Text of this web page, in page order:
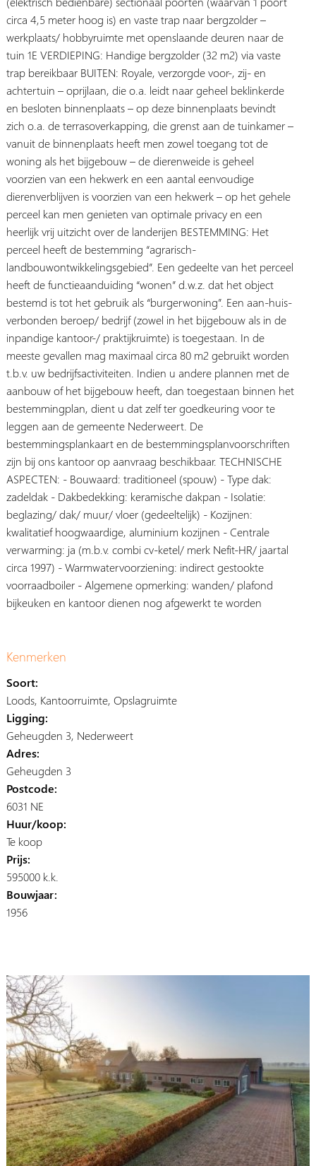
circa 4,5 meter hoog is) en vaste trap naar bergzolder –
werkplaats/ hobbyruimte met openslaande deuren naar de
tuin 1E VERDIEPING: Handige bergzolder (32 m2) via vaste
trap bereikbaar BUITEN: Royale, verzorgde voor-, zij- en
achtertuin – oprijlaan, die o.a. leidt naar geheel beklinkerde
en besloten binnenplaats – op deze binnenplaats bevindt
zich o.a. de terrasoverkapping, die grenst aan de tuinkamer –
vanuit de binnenplaats heeft men zowel toegang tot de
woning als het bijgebouw – de dierenweide is geheel
voorzien van een hekwerk en een aantal eenvoudige
dierenverblijven is voorzien van een hekwerk – op het gehele
perceel kan men genieten van optimale privacy en een
heerlijk vrij uitzicht over de landerijen BESTEMMING: Het
perceel heeft de bestemming “agrarisch-
landbouwontwikkelingsgebied”. Een gedeelte van het perceel
heeft de functieaanduiding “wonen” d.w.z. dat het object
bestemd is tot het gebruik als “burgerwoning”. Een aan-huis-
verbonden beroep/ bedrijf (zowel in het bijgebouw als in de
inpandige kantoor-/ praktijkruimte) is toegestaan. In de
meeste gevallen mag maximaal circa 80 m2 gebruikt worden
t.b.v. uw bedrijfsactiviteiten. Indien u andere plannen met de
aanbouw of het bijgebouw heeft, dan toegestaan binnen het
bestemmingplan, dient u dat zelf ter goedkeuring voor te
leggen aan de gemeente Nederweert. De
bestemmingsplankaart en de bestemmingsplanvoorschriften
zijn bij ons kantoor op aanvraag beschikbaar. TECHNISCHE
ASPECTEN: - Bouwaard: traditioneel (spouw) - Type dak:
zadeldak - Dakbedekking: keramische dakpan - Isolatie:
beglazing/ dak/ muur/ vloer (gedeeltelijk) - Kozijnen:
kwalitatief hoogwaardige, aluminium kozijnen - Centrale
verwarming: ja (m.b.v. combi cv-ketel/ merk Nefit-HR/ jaartal
circa 1997) - Warmwatervoorziening: indirect gestookte
voorraadboiler - Algemene opmerking: wanden/ plafond
bijkeuken en kantoor dienen nog afgewerkt te worden
Kenmerken
Soort:
Loods, Kantoorruimte, Opslagruimte
Ligging:
Geheugden 3, Nederweert
Adres:
Geheugden 3
Postcode:
6031 NE
Huur/koop:
Te koop
Prijs:
595000 k.k.
Bouwjaar:
1956